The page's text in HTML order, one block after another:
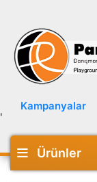
Kampanyalar
'
Ürünler